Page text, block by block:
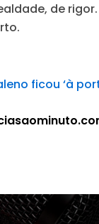
de
ficou ‘à